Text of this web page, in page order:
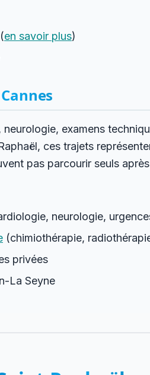
en savoir plus)
examens
ces trajets
pas parcourir seuls
neurologie,
(chimiothérapie,
privées
La Seyne